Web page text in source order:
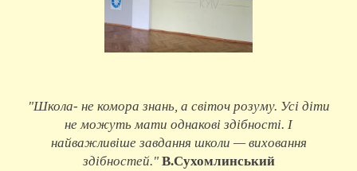
"Школа- не комора знань, а світоч розуму. Усі діти
не можуть мати однакові здібності. І
найважливіше завдання школи — виховання
здібностей."В.Сухомлинський